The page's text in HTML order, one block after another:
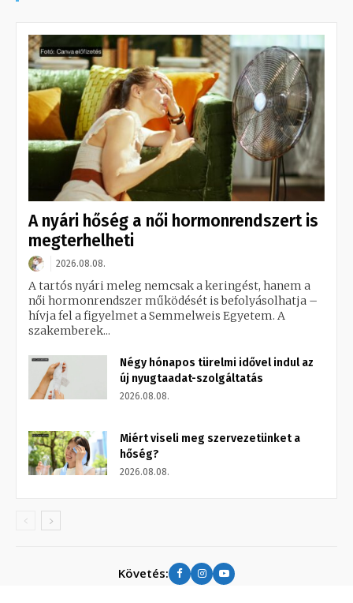
A nyári hőség a női hormonrendszert is
megterhelheti
2026.08.08.
A tartós nyári meleg nemcsak a keringést, hanem a
női hormonrendszer működését is befolyásolhatja –
hívja fel a figyelmet a Semmelweis Egyetem. A
szakemberek...
Négy hónapos türelmi idővel indul az
új nyugtaadat-szolgáltatás
2026.08.08.
Miért viseli meg szervezetünket a
hőség?
2026.08.08.
Követés: